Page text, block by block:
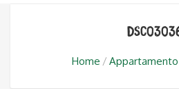
Home Appartamento